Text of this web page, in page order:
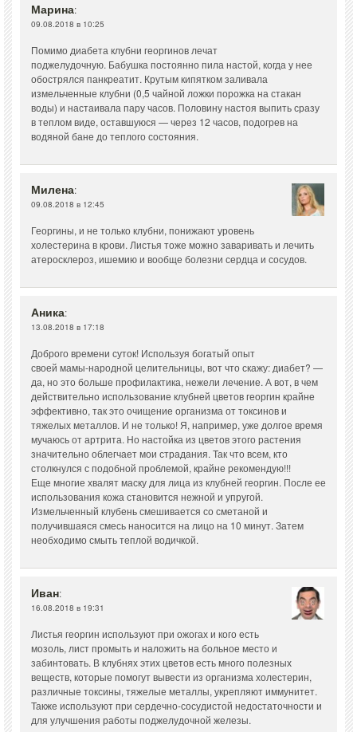
Марина:
09.08.2018 в 10:25
Помимо диабета клубни георгинов лечат
поджелудочную. Бабушка постоянно пила настой, когда у нее
обострялся панкреатит. Крутым кипятком заливала
измельченные клубни (0,5 чайной ложки порожка на стакан
воды) и настаивала пару часов. Половину настоя выпить сразу
в теплом виде, оставшуюся — через 12 часов, подогрев на
водяной бане до теплого состояния.
Милена:
09.08.2018 в 12:45
Георгины, и не только клубни, понижают уровень
холестерина в крови. Листья тоже можно заваривать и лечить
атеросклероз, ишемию и вообще болезни сердца и сосудов.
Аника:
13.08.2018 в 17:18
Доброго времени суток! Используя богатый опыт
своей мамы-народной целительницы, вот что скажу: диабет? —
да, но это больше профилактика, нежели лечение. А вот, в чем
действительно использование клубней цветов георгин крайне
эффективно, так это очищение организма от токсинов и
тяжелых металлов. И не только! Я, например, уже долгое время
мучаюсь от артрита. Но настойка из цветов этого растения
значительно облегчает мои страдания. Так что всем, кто
столкнулся с подобной проблемой, крайне рекомендую!!!
Еще многие хвалят маску для лица из клубней георгин. После ее
использования кожа становится нежной и упругой.
Измельченный клубень смешивается со сметаной и
получившаяся смесь наносится на лицо на 10 минут. Затем
необходимо смыть теплой водичкой.
Иван:
16.08.2018 в 19:31
Листья георгин используют при ожогах и кого есть
мозоль, лист промыть и наложить на больное место и
забинтовать. В клубнях этих цветов есть много полезных
веществ, которые помогут вывести из организма холестерин,
различные токсины, тяжелые металлы, укрепляют иммунитет.
Также используют при сердечно-сосудистой недостаточности и
для улучшения работы поджелудочной железы.